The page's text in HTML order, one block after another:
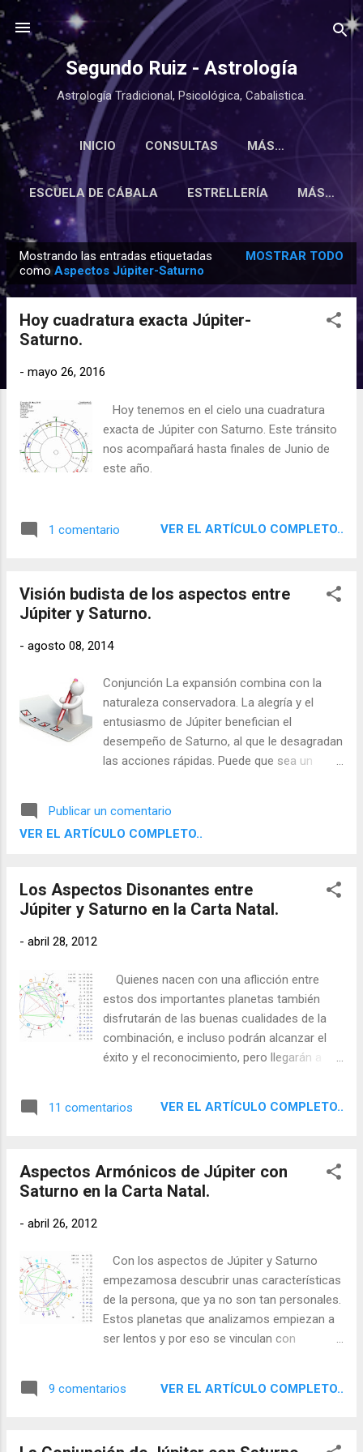
Ir al contenido principal
Segundo Ruiz - Astrología
Astrología Tradicional, Psicológica, Cabalistica.
INICIO CONSULTAS MÁS…
ESCUELA DE CÁBALA ESTRELLERÍA MÁS…
n
Mostrando las entradas etiquetadas
comoAspectos Júpiter-Saturno
MOSTRAR TODO
Hoy cuadratura exacta Júpiter-
Saturno.
- mayo 26, 2016
Hoy tenemos en el cielo una cuadratura
exacta de Júpiter con Saturno. Este tránsito
nos acompañará hasta finales de Junio de
este año.
1 comentario VER EL ARTÍCULO COMPLETO..
Visión budista de los aspectos entre
Júpiter y Saturno.
- agosto 08, 2014
Conjunción La expansión combina con la
naturaleza conservadora. La alegría y el
entusiasmo de Júpiter benefician el
desempeño de Saturno, al que le desagradan
las acciones rápidas. Puede que sea un
generosidad de Júpiter. La conjunción de
estos planetas propicia en el individuo la
demasiado quisquilloso en relación con los
detalles, aunque esto depende más de la
manera que la actitud personal que de la
conjunción en sí. Júpiter tiende a ser
edificante y alegre, de manera que la actitud
crea el marco negativo. La vida del individuo
suele estar organizada y tener éxito gracias
Publicar un comentario
VER EL ARTÍCULO COMPLETO..
Los Aspectos Disonantes entre
Júpiter y Saturno en la Carta Natal.
- abril 28, 2012
Quienes nacen con una aflicción entre
estos dos importantes planetas también
disfrutarán de las buenas cualidades de la
combinación, e incluso podrán alcanzar el
éxito y el reconocimiento, pero llegarán a
más difíciles, tanto en el mundo exterior
enfrentarse violentamente contra la
sociedad en que viven. Un ejemplo lo
tendrán que alterar el destino para el que
inicialmente habían nacido, o sufrirán
persecución, oposición o incomprensión de
sus contemporáneos, tal y como le ocurrió
a Sigmund Freud que tenía ambos planetas
Hay ocasiones en que el éxito les llegará
11 comentarios VER EL ARTÍCULO COMPLETO..
Aspectos Armónicos de Júpiter con
Saturno en la Carta Natal.
- abril 26, 2012
Con los aspectos de Júpiter y Saturno
empezamosa descubrir unas características
de la persona, que ya no son tan personales.
Estos planetas que analizamos empiezan a
ser lentos y por eso se vinculan con
comparten. De hecho, en astrología mundial
9 comentarios VER EL ARTÍCULO COMPLETO..